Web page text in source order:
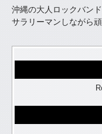
沖縄の大人ロックバンド
サラリーマンしながら頑